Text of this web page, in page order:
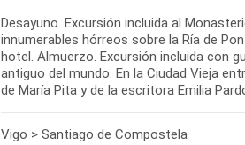
Desayuno. Excursión incluida al
innumerables hórreos sobre la Ría de
hotel. Almuerzo. Excursión incluida con
antiguo del mundo. En la Ciudad Vieja
de María Pita y de la escritora Emilia
Vigo > Santiago de Compostela